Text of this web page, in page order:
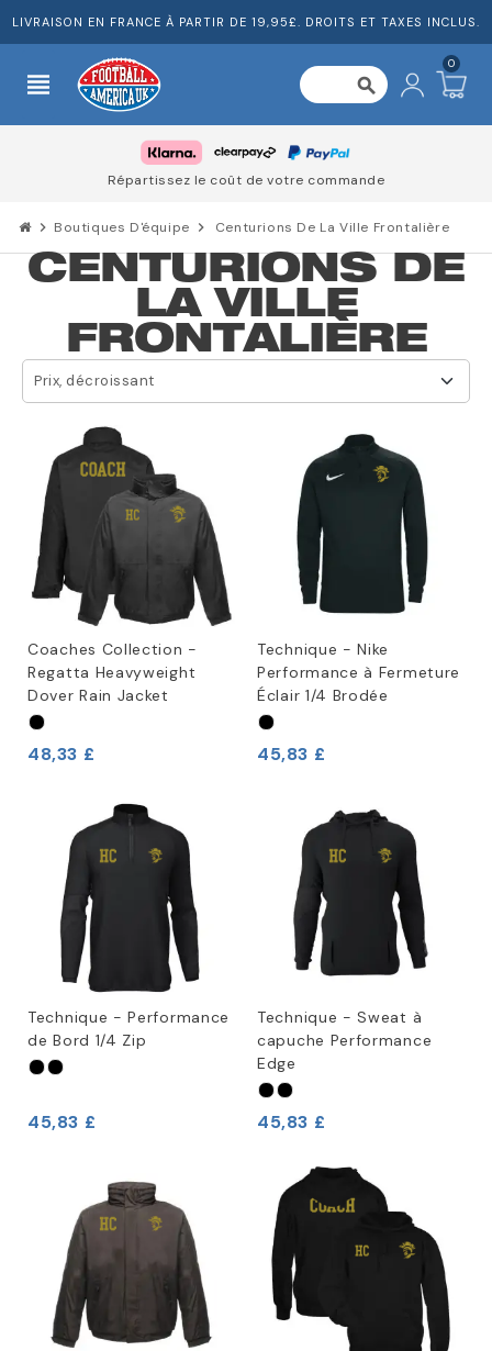
LIVRAISON EN FRANCE À PARTIR DE 19,95£. DROITS ET TAXES INCLUS.
view_headline search
0
Répartissez le coût de votre commande
chevron_right Boutiques D'équipe chevron_right Centurions De La Ville Frontalière
CENTURIONS DE
LA VILLE
FRONTALIÈRE
Prix, décroissant
Coaches Collection -
Regatta Heavyweight
Dover Rain Jacket
48,33 £
Technique - Nike
Performance à Fermeture
Éclair 1/4 Brodée
45,83 £
Technique - Performance
de Bord 1/4 Zip
45,83 £
Technique - Sweat à
capuche Performance
Edge
45,83 £